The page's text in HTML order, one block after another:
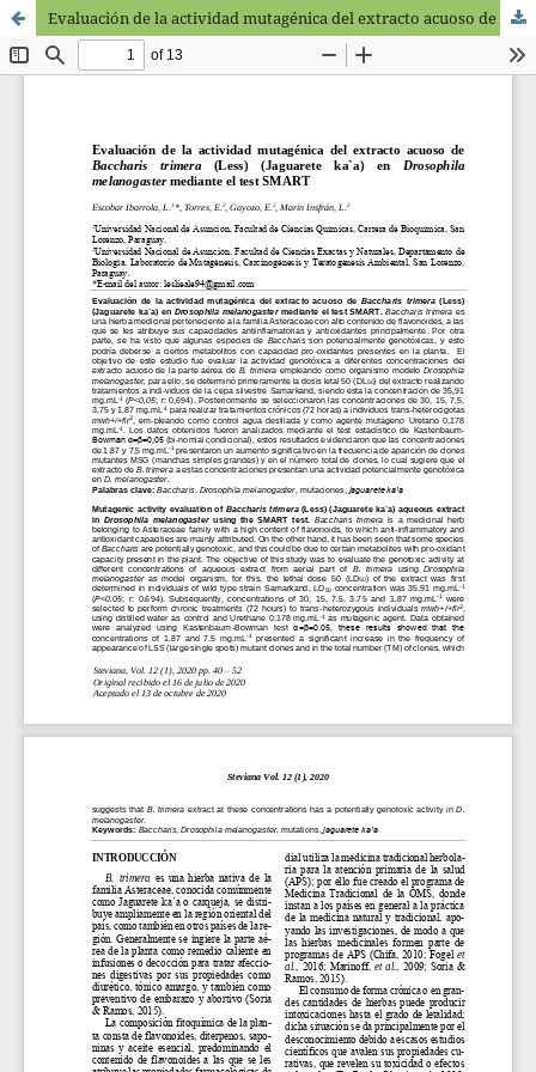
Evaluación de la actividad mutagénica del extracto acuoso de Baccharis trimera (Less) (Jaguarete ka`a) en Drosophila melanogaster mediante el test SMART